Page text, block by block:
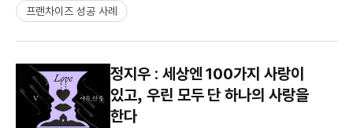
프랜차이즈 성공 사례
정지우 : 세상엔 100가지 사랑이
있고, 우린 모두 단 하나의 사랑을
한다